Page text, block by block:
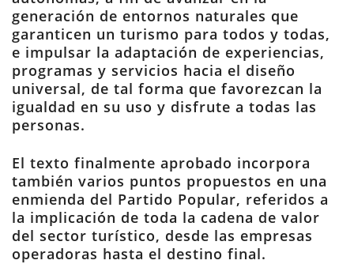
generación de entornos naturales que
garanticen un turismo para todos y todas,
e impulsar la adaptación de experiencias,
programas y servicios hacia el diseño
universal, de tal forma que favorezcan la
igualdad en su uso y disfrute a todas las
personas.
El texto finalmente aprobado incorpora
también varios puntos propuestos en una
enmienda del Partido Popular, referidos a
la implicación de toda la cadena de valor
del sector turístico, desde las empresas
operadoras hasta el destino final.